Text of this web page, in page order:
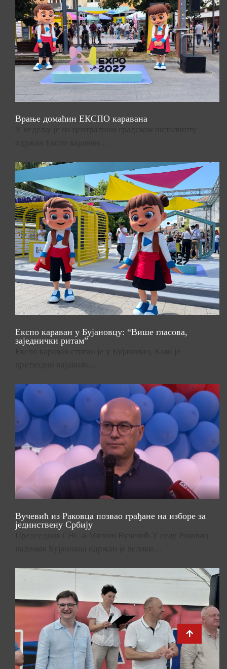
Врање домаћин ЕКСПО каравана
Експо караван у Бујановцу: “Више гласова,
заједнички ритам”
Вучевић из Раковца позвао грађане на изборе за
јединствену Србију